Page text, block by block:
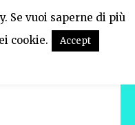
Se vuoi saperne di più
cookie.
Accept